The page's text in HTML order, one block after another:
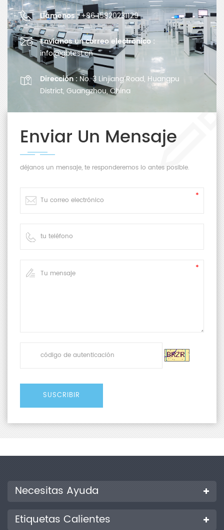
Llámenos :+86 15820231129
Envíanos un correo electrónico :
info@gbtest.cn
Dirección : No. 3 Linjiang Road, Huangpu
District, Guangzhou, China
Enviar Un Mensaje
déjanos un mensaje, te responderemos lo antes posible.
Necesitas Ayuda
Etiquetas Calientes